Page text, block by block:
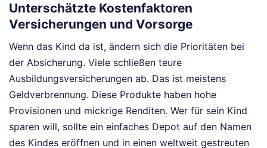
Unterschätzte Kostenfaktoren
Versicherungen und Vorsorge
Wenn das Kind da ist, ändern sich die Prioritäten bei
der Absicherung. Viele schließen teure
Ausbildungsversicherungen ab. Das ist meistens
Geldverbrennung. Diese Produkte haben hohe
Provisionen und mickrige Renditen. Wer für sein Kind
sparen will, sollte ein einfaches Depot auf den Namen
des Kindes eröffnen und in einen weltweit gestreuten